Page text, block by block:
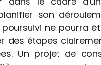
son
ne pourra
des étapes
Un projet de